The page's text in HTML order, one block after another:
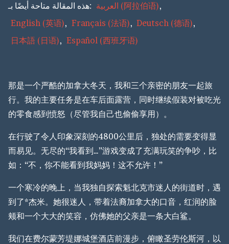
هذه المقالة متاحة أيضًا بـ: العربية (阿拉伯语)
English (英语) Français (法语) Deutsch (德语)
日本語(日语) Español (西班牙语)
那是一个严酷的加拿大冬天，我和三个亲密的朋友一起旅
行。我的主要任务是在车后面露营，同时继续假装对被吃光
的零食感到愤怒（尽管我自己也偷偷享用）。
在行驶了令人印象深刻的4800公里后，独处的需要变得显
而易见。无尽的“我看到…”游戏变成了充满玩笑的争吵，比
如：“不，你不能看到我妈妈！这不允许！”
一个寒冷的晚上，当我独自探索魁北克市迷人的街道时，遇
到了*杰米。她很迷人，带着法裔加拿大的口音，红润的脸
颊和一个大大的笑容，仿佛她的父亲是一条大白鲨。
我们在费尔蒙芳堤娜城堡酒店前漫步，俯瞰圣劳伦斯河，以